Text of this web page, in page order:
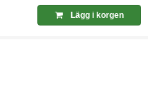
Lägg i korgen